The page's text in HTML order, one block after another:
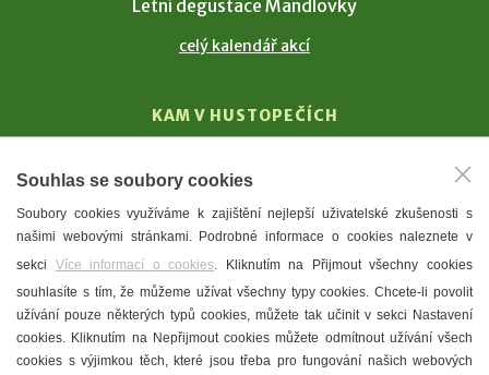
Letní degustace Mandlovky
celý kalendář akcí
KAM V HUSTOPEČÍCH
T. G. Masaryk
Mandloně
Ubytování
Restaurace
Městské muzeum a galerie
Denní meníčka
Souhlas se soubory cookies
Soubory cookies využíváme k zajištění nejlepší uživatelské zkušenosti s
našimi webovými stránkami. Podrobné informace o cookies naleznete v
sekci Více informací o cookies. Kliknutím na Přijmout všechny cookies
souhlasíte s tím, že můžeme užívat všechny typy cookies. Chcete-li povolit
užívání pouze některých typů cookies, můžete tak učinit v sekci Nastavení
cookies. Kliknutím na Nepřijmout cookies můžete odmítnout užívání všech
cookies s výjimkou těch, které jsou třeba pro fungování našich webových